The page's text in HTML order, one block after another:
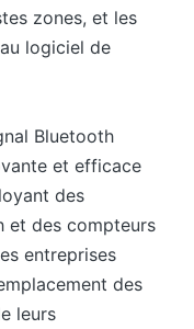
zones, et les
logiciel de
Bluetooth
et efficace
des
et des compteurs
entreprises
des
leurs